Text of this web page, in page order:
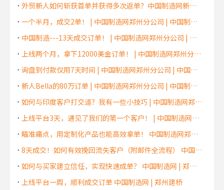
外贸新人如何斩获首单并获得多次返单？中国制造网新乡代理商 | 中国制造网郑州分公司 | 中国制造网郑州服务中心 | 中国制造网河南代理商
一个半月，成交2单！ | 中国制造网郑州分公司 | 中国制造网郑州服务中心 | 中国制造网河南代理商
中国制造---13天成交订单！ | 中国制造网郑州分公司 | 中国制造网郑州服务中心 | 中国制造网河南代理商
上线两个月，拿下12000美金订单！ | 中国制造网郑州分公司 | 中国制造网郑州服务中心 | 中国制造网河南代理商
询盘到付款仅用7天时间 | 中国制造网郑州分公司 | 中国制造网郑州服务中心 | 中国制造网河南代理商
新人Bella的80万订单 | 中国制造网郑州分公司 | 中国制造网郑州服务中心 | 中国制造网河南代理商
如何与印度客户打交道？我有一些小技巧 | 中国制造网郑州分公司 | 中国制造网郑州服务中心 | 中国制造网河南代理商
上线平台3天，遇见了我们的第一个客户！ | 中国制造网郑州分公司 | 中国制造网郑州服务中心 | 中国制造网河南代理商
瞄准痛点，用定制化产品也能高效拿单！ 中国制造网郑州分公司 | 中国制造网郑州服务中心 | 中国制造网河南代理商
8天成交！如何有效挽回流失客户（附邮件全流程） 中国制造网 | 郑州建桥
如何与买家建立信任，实现快速成单？ 中国制造网 | 郑州建桥
上线平台一周，顺利成交订单 中国制造网 | 郑州建桥